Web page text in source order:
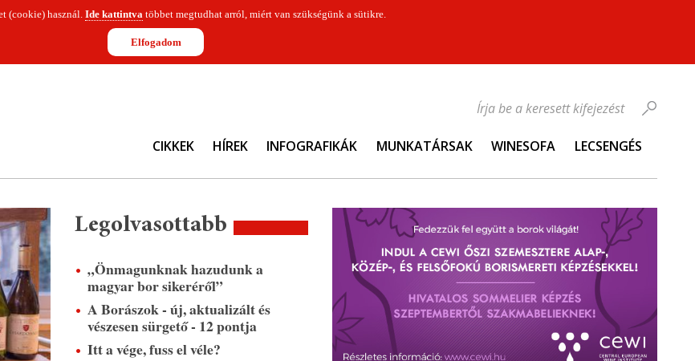
(cookie) használ.Ide kattintvatöbbet megtudhat arról, miért van szükségünk a sütikre.
Elfogadom
CIKKEK HÍREK INFOGRAFIKÁK MUNKATÁRSAK WINESOFA LECSENGÉS
Írja be a keresett kifejezést
Legolvasottabb
„Önmagunknak hazudunk a
magyar bor sikeréről”
A Borászok - új, aktualizált és
vészesen sürgető - 12 pontja
Itt a vége, fuss el véle?